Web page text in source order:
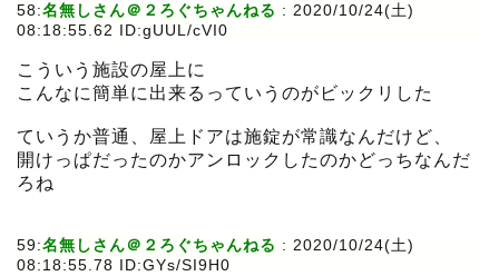
58:名無しさん＠２ろぐちゃんねる : 2020/10/24(土)
08:18:55.62 ID:gUUL/cVI0
こういう施設の屋上に
こんなに簡単に出来るっていうのがビックリした
ていうか普通、屋上ドアは施錠が常識なんだけど、
開けっぱだったのかアンロックしたのかどっちなんだ
ろね
59:名無しさん＠２ろぐちゃんねる : 2020/10/24(土)
08:18:55.78 ID:GYs/SI9H0